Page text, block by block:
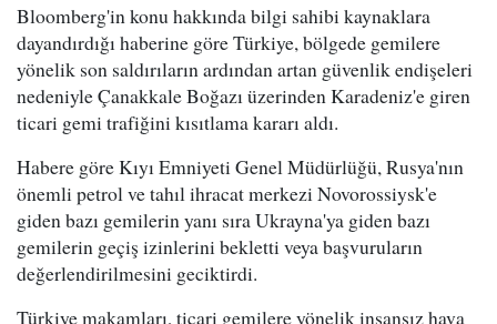
Bloomberg'in konu hakkında bilgi sahibi kaynaklara
dayandırdığı haberine göre Türkiye, bölgede gemilere
yönelik son saldırıların ardından artan güvenlik endişeleri
nedeniyle Çanakkale Boğazı üzerinden Karadeniz'e giren
ticari gemi trafiğini kısıtlama kararı aldı.
Habere göre Kıyı Emniyeti Genel Müdürlüğü, Rusya'nın
önemli petrol ve tahıl ihracat merkezi Novorossiysk'e
giden bazı gemilerin yanı sıra Ukrayna'ya giden bazı
gemilerin geçiş izinlerini bekletti veya başvuruların
değerlendirilmesini geciktirdi.
Türkiye makamları, ticari gemilere yönelik insansız hava